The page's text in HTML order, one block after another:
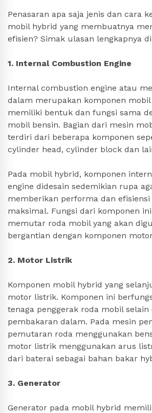
Penasaran apa saja jenis dan cara
mobil hybrid yang membuatnya
efisien? Simak ulasan lengkapnya
1. Internal Combustion Engine
Internal combustion engine atau
dalam merupakan komponen
memiliki bentuk dan fungsi sama
mobil bensin. Bagian dari mesin
terdiri dari beberapa komponen
cylinder head, cylinder block dan
Pada mobil hybrid, komponen
engine didesain sedemikian rupa
memberikan performa dan efisiensi
maksimal. Fungsi dari komponen
memutar roda mobil yang akan
bergantian dengan komponen
2. Motor Listrik
Komponen mobil hybrid yang
motor listrik. Komponen ini
tenaga penggerak roda mobil selain
pembakaran dalam. Pada mesin
pemutaran roda menggunakan
motor listrik menggunakan arus
dari baterai sebagai bahan bakar
3. Generator
Generator pada mobil hybrid